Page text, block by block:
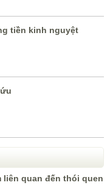
tiền kinh nguyệt
liên quan đến thói quen